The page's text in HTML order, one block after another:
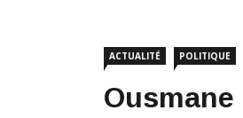
ACTUALITÉ POLITIQUE
Ousmane